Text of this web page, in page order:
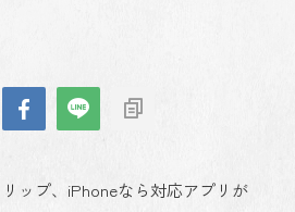
ップ、iPhoneなら対応アプリが